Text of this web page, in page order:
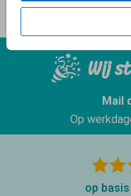
Wij
Mail
Op
op